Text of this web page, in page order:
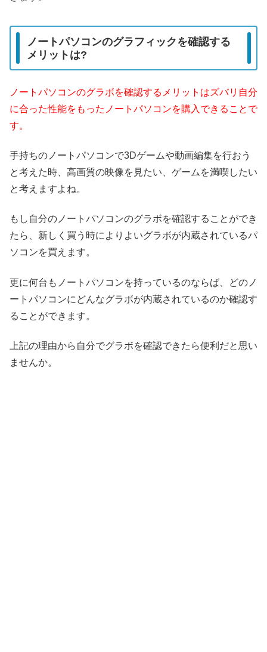
ノートパソコンのグラフィックを確認する
メリットは?
ノートパソコンのグラボを確認するメリットはズバリ自分
に合った性能をもったノートパソコンを購入できることで
す。
手持ちのノートパソコンで3Dゲームや動画編集を行おう
と考えた時、高画質の映像を見たい、ゲームを満喫したい
と考えますよね。
もし自分のノートパソコンのグラボを確認することができ
たら、新しく買う時によりよいグラボが内蔵されているパ
ソコンを買えます。
更に何台もノートパソコンを持っているのならば、どのノ
ートパソコンにどんなグラボが内蔵されているのか確認す
ることができます。
上記の理由から自分でグラボを確認できたら便利だと思い
ませんか。